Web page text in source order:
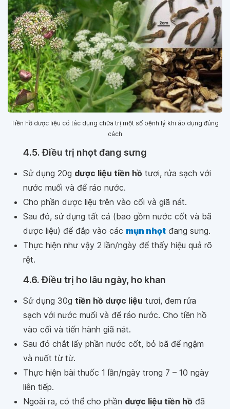
Tiền hồ dược liệu có tác dụng chữa trị một số bệnh lý khi áp dụng đúng
cách
4.5. Điều trị nhọt đang sưng
Sử dụng 20g dược liệu tiền hồ tươi, rửa sạch với
nước muối và để ráo nước.
Cho phần dược liệu trên vào cối và giã nát.
Sau đó, sử dụng tất cả (bao gồm nước cốt và bã
dược liệu) để đắp vào các mụn nhọt đang sưng.
Thực hiện như vậy 2 lần/ngày để thấy hiệu quả rõ
rệt.
4.6. Điều trị ho lâu ngày, ho khan
Sử dụng 30g tiền hồ dược liệu tươi, đem rửa
sạch với nước muối và để ráo nước. Cho tiền hồ
vào cối và tiến hành giã nát.
Sau đó chắt lấy phần nước cốt, bỏ bã để ngậm
và nuốt từ từ.
Thực hiện bài thuốc 1 lần/ngày trong 7 – 10 ngày
liên tiếp.
Ngoài ra, có thể cho phần dược liệu tiền hồ đã